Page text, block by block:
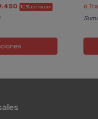
10% EXTRA OFF
ó